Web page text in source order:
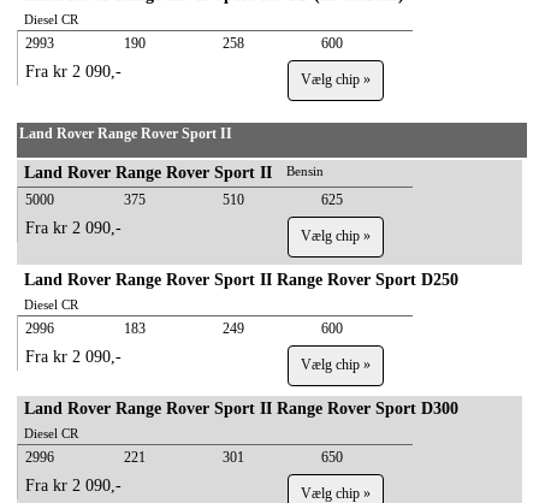
Diesel CR
2993 190 258 600
Fra kr 2 090,- Vælg chip »
Land Rover Range Rover Sport II
Land Rover Range Rover Sport II Bensin
5000 375 510 625
Fra kr 2 090,- Vælg chip »
Land Rover Range Rover Sport II Range Rover Sport D250
Diesel CR
2996 183 249 600
Fra kr 2 090,- Vælg chip »
Land Rover Range Rover Sport II Range Rover Sport D300
Diesel CR
2996 221 301 650
Fra kr 2 090,- Vælg chip »